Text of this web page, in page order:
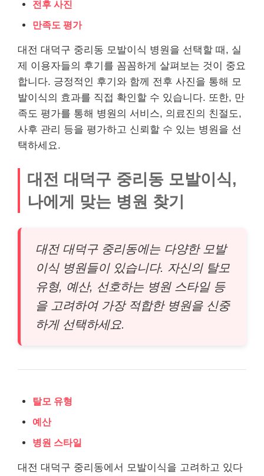
전후 사진
만족도 평가
대전 대덕구 중리동 모발이식 병원을 선택할 때, 실
제 이용자들의 후기를 꼼꼼하게 살펴보는 것이 중요
합니다. 긍정적인 후기와 함께 전후 사진을 통해 모
발이식의 효과를 직접 확인할 수 있습니다. 또한, 만
족도 평가를 통해 병원의 서비스, 의료진의 친절도,
사후 관리 등을 평가하고 신뢰할 수 있는 병원을 선
택하세요.
대전 대덕구 중리동 모발이식,
나에게 맞는 병원 찾기
대전 대덕구 중리동에는 다양한 모발
이식 병원들이 있습니다. 자신의 탈모
유형, 예산, 선호하는 병원 스타일 등
을 고려하여 가장 적합한 병원을 신중
하게 선택하세요.
탈모 유형
예산
병원 스타일
대전 대덕구 중리동에서 모발이식을 고려하고 있다